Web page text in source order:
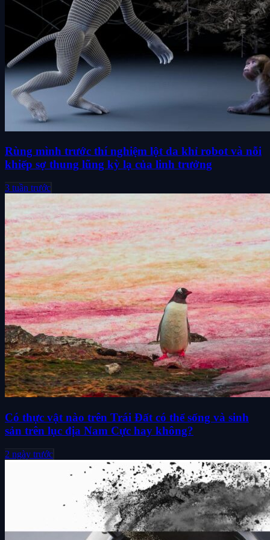
Rùng mình trước thí nghiệm lột da khỉ robot và nỗi
khiếp sợ thung lũng kỳ lạ của linh trưởng
3 tuần trước
Có thực vật nào trên Trái Đất có thể sống và sinh
sản trên lục địa Nam Cực hay không?
2 ngày trước